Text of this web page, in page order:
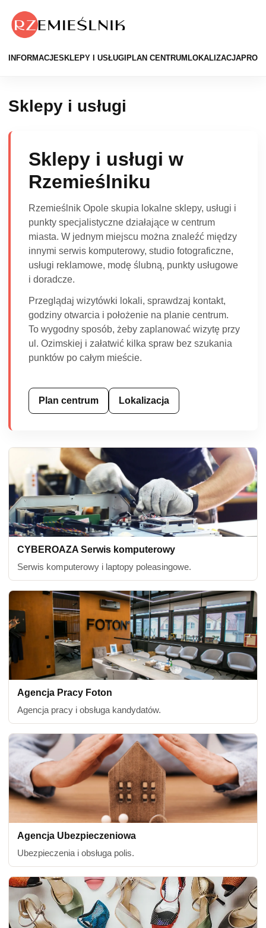
INFORMACJESKLEPY I USŁUGIPLAN CENTRUMLOKALIZACJA
Sklepy i usługi
Sklepy i usługi w
Rzemieślniku
Rzemieślnik Opole skupia lokalne sklepy, usługi i
punkty specjalistyczne działające w centrum
miasta. W jednym miejscu można znaleźć między
innymi serwis komputerowy, studio fotograficzne,
usługi reklamowe, modę ślubną, punkty usługowe
i doradcze.
Przeglądaj wizytówki lokali, sprawdzaj kontakt,
godziny otwarcia i położenie na planie centrum.
To wygodny sposób, żeby zaplanować wizytę przy
ul. Ozimskiej i załatwić kilka spraw bez szukania
punktów po całym mieście.
Plan centrum Lokalizacja
CYBEROAZA Serwis komputerowy
Serwis komputerowy i laptopy poleasingowe.
Agencja Pracy Foton
Agencja pracy i obsługa kandydatów.
Agencja Ubezpieczeniowa
Ubezpieczenia i obsługa polis.